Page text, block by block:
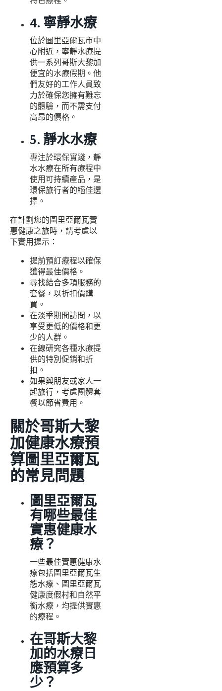
4. 寧靜水療
位於圖里亞爾瓦市中
心附近，寧靜水療提
供一系列哥斯大黎加
便宜的水療假期。他
們友好的工作人員致
力於確保您擁有難忘
的體驗，而不需支付
高昂的價格。
5. 靜水水療
專注於環保實踐，靜
水水療在所有療程中
使用可持續產品，是
環保旅行者的絕佳選
擇。
在計劃您的圖里亞爾瓦實
惠健康之旅時，請考慮以
下實用提示：
提前預訂療程以確保
獲得最佳價格。
尋找結合多項服務的
套餐，以折扣價購
買。
在淡季期間訪問，以
享受更低的價格和更
少的人群。
在線研究各種水療提
供的特別促銷和折
扣。
如果與朋友或家人一
起旅行，考慮團體套
餐以節省費用。
關於哥斯大黎
加健康水療預
算圖里亞爾瓦
的常見問題
圖里亞爾瓦
有哪些最佳
實惠健康水
療？
一些最佳實惠健康水
療包括圖里亞爾瓦生
態水療、圖里亞爾瓦
健康度假村和自然平
衡水療，均提供實惠
的療程。
在哥斯大黎
加的水療日
應預算多
少？